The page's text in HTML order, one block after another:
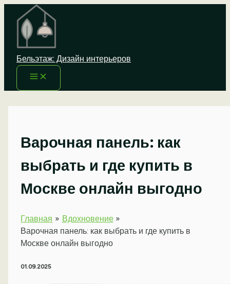
Перейти
содержимому
Бельэтаж: Дизайн интерьеров
Варочная панель: как
выбрать и где купить в
Москве онлайн выгодно
Главная
Вдохновение
Варочная панель: как выбрать и где купить в
Москве онлайн выгодно
01.09.2025